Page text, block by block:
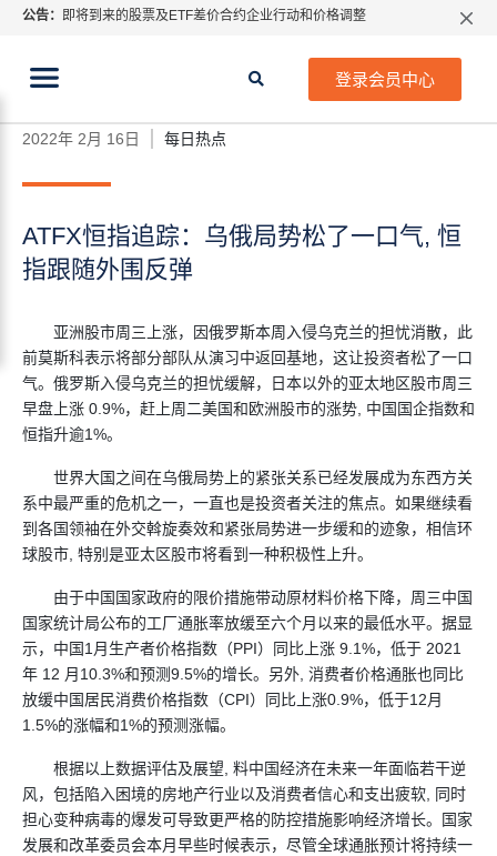
公告： 即将到来的股票及ETF差价合约企业行动和价格调整
ATFX呼吁推进金融市场合规、安全、有序、良性发展
登录会员中心
当前位置:
ATFX恒指追踪：乌俄局势松了一口
气, 恒指跟随外围反弹
2022年 2月 16日 每日热点
ATFX恒指追踪：乌俄局势松了一口气, 恒
指跟随外围反弹
亚洲股市周三上涨，因俄罗斯本周入侵乌克兰的担忧消散，此
前莫斯科表示将部分部队从演习中返回基地，这让投资者松了一口
气。俄罗斯入侵乌克兰的担忧缓解，日本以外的亚太地区股市周三
早盘上涨 0.9%，赶上周二美国和欧洲股市的涨势, 中国国企指数和
恒指升逾1%。
世界大国之间在乌俄局势上的紧张关系已经发展成为东西方关
系中最严重的危机之一，一直也是投资者关注的焦点。如果继续看
到各国领袖在外交斡旋奏效和紧张局势进一步缓和的迹象，相信环
球股市, 特别是亚太区股市将看到一种积极性上升。
由于中国国家政府的限价措施带动原材料价格下降，周三中国
国家统计局公布的工厂通胀率放缓至六个月以来的最低水平。据显
示，中国1月生产者价格指数（PPI）同比上涨 9.1%，低于 2021
年 12 月10.3%和预测9.5%的增长。另外, 消费者价格通胀也同比
放缓中国居民消费价格指数（CPI）同比上涨0.9%，低于12月
1.5%的涨幅和1%的预测涨幅。
根据以上数据评估及展望, 料中国经济在未来一年面临若干逆
风，包括陷入困境的房地产行业以及消费者信心和支出疲软, 同时
担心变种病毒的爆发可导致更严格的防控措施影响经济增长。国家
发展和改革委员会本月早些时候表示，尽管全球通胀预计将持续一